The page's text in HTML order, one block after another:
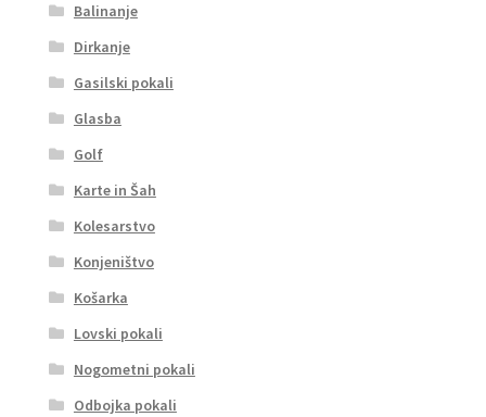
Balinanje
Dirkanje
Gasilski pokali
Glasba
Golf
Karte in Šah
Kolesarstvo
Konjeništvo
Košarka
Lovski pokali
Nogometni pokali
Odbojka pokali